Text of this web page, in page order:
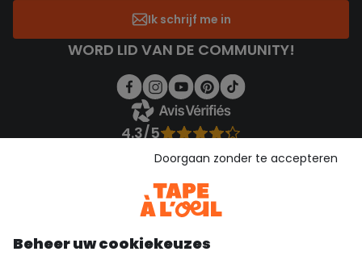
Ik schrijf me in
WORD LID VAN DE COMMUNITY!
4.3/5
Bekijk de vertrouwensverklaring
Download onze applicatie
Ontdek onze applicatie
Beheer uw cookiekeuzes
Doorgaan zonder te accepteren